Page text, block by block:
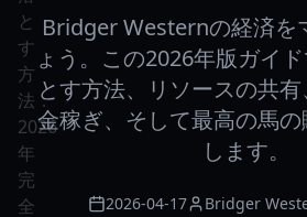
Bridger Westernの経済を
ょう。この2026年版ガイ
とす方法、リソースの共
金稼ぎ、そして最高の馬
します。
2026-04-17 Bridger